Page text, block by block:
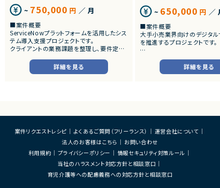
~ 750,000 円 ／ 月
■案件概要
ServiceNowプラットフォームを活用したシス
テム導入支援プロジェクトです。
クライアントの業務課題を整理し、要件定義
だきます。
・詳細設計書、テスト仕様書等のドキュメント
作成
・成果物レビューおよび品質管理
・開発メンバーへの技術支援、進捗管理
・少人数体制でのプロジェクト推進
詳細を見る
~ 650,000 円 ／
■案件概要
大手小売業界向けのデジタ
を推進するプロジェクトです。
■プロダクトやサービスの概
・店舗向けスマホアプリおよ
システムの継続的なエンハ
・要件整理および要件定義支
・バックエンドシステムの設計
・コードレビューの実施
・リリース対応および品質向
・技術課題に対する検討、提
・ステークホルダーとの調整
ケーション
詳細を見る
案件リクエストレシピ よくあるご質問（フリーランス）
運営会社について
法人のお客様はこちら
お問い合わせ
利用規約
プライバシーポリシー
情報セキュリティ対策ルール
当社のハラスメント対応方針と相談窓口
育児介護等への配慮義務への対応方針と相談窓口